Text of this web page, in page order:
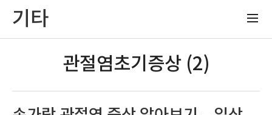
기타
관절염초기증상 (2)